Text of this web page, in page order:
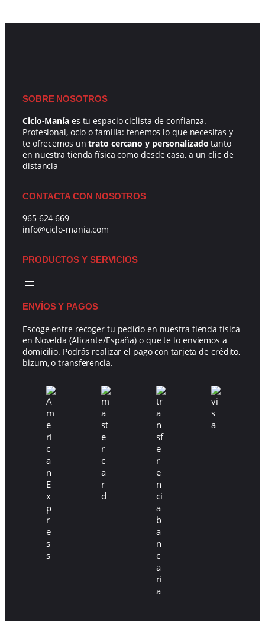
SOBRE NOSOTROS
Ciclo-Maníaes tu espacio ciclista de confianza.
Profesional, ocio o familia: tenemos lo que necesitas y
te ofrecemos untrato cercano y personalizado tanto
en nuestra tienda física como desde casa, a un clic de
distancia
CONTACTA CON NOSOTROS
965 624 669
info@ciclo-mania.com
PRODUCTOS Y SERVICIOS
ENVÍOS Y PAGOS
Escoge entre recoger tu pedido en nuestra tienda física
en Novelda (Alicante/España) o que te lo enviemos a
domicilio. Podrás realizar el pago con tarjeta de crédito,
bizum, o transferencia.